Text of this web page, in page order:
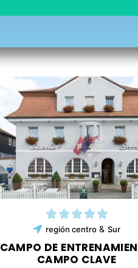
región centro& Sur
CAMPO DE
CAMPO CLAVE